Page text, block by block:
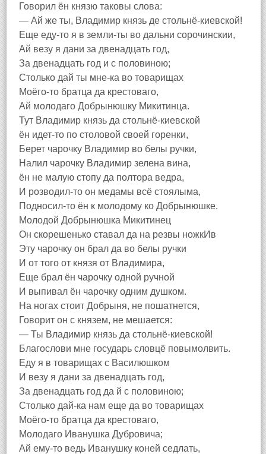
Говорил ён князю таковы слова:
— Ай же ты, Владимир князь де стольнё-киевской!
Еще еду-то я в земли-ты во дальни сорочинскии,
Ай везу я дани за двенадцать год,
За двенадцать год и с половиною;
Столько дай ты мне-ка во товарищах
Моёго-то братца да крестоваго,
Ай молодаго Добрынюшку Микитинца.
Тут Владимир князь да стольнё-киевской
ён идет-то по столовой своей горенки,
Берет чарочку Владимир во белы ручки,
Налил чарочку Владимир зелена вина,
ён не малую стопу да полтора ведра,
И розводил-то он медамы всё стоялыма,
Подносил-то ён к молодому ко Добрынюшке.
Молодой Добрынюшка Микитинец
Он скорешенько ставал да на резвы ножкИв
Эту чарочку он брал да во белы ручки
И от того от князя от Владимира,
Еще брал ён чарочку одной ручной
И выпивал ён чарочку одним душком.
На ногах стоит Добрыня, не пошатнется,
Говорит он с князем, не мешается:
— Ты Владимир князь да стольнё-киевской!
Благослови мне государь словцё повымолвить.
Еду я в товарищах с Василюшком
И везу я дани за двенадцать год,
За двенадцать год да й с половиною;
Столько дай-ка нам еще да во товарищах
Моёго-то братца да крестоваго,
Молодаго Иванушка Дубровича;
Ай ему-то ведь Иванушку коней седлать,